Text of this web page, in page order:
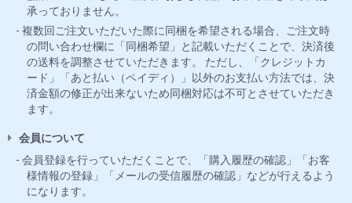
承っておりません。
複数回ご注文いただいた際に同梱を希望される場合、ご注文時
の問い合わせ欄に「同梱希望」と記載いただくことで、決済後
の送料を調整させていただきます。 ただし、「クレジットカ
ード」「あと払い（ペイディ）」以外のお支払い方法では、決
済金額の修正が出来ないため同梱対応は不可とさせていただき
ます。
会員について
会員登録を行っていただくことで、「購入履歴の確認」「お客
様情報の登録」「メールの受信履歴の確認」などが行えるよう
になります。